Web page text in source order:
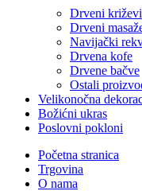
Drveni križevi
Drveni
Navijački
Drvena kofe
Drvene bačve
Ostali
Velikonočna
Božićni ukras
Poslovni pokloni
Početna stranica
Trgovina
O nama